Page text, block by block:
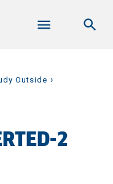
Outside ›
2